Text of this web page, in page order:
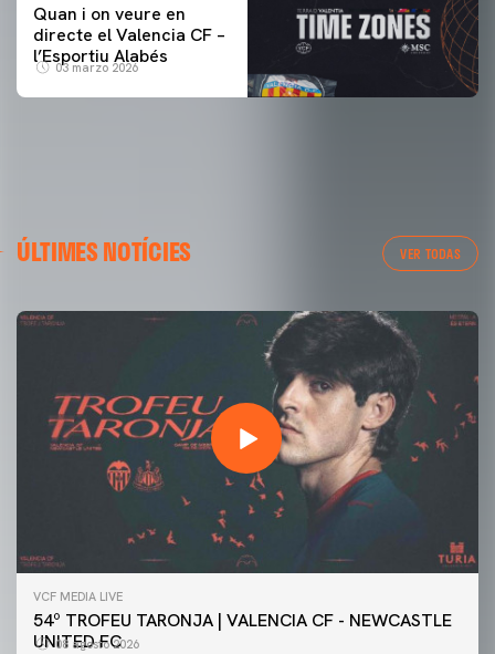
Quan i on veure en
directe el Valencia CF –
l’Esportiu Alabés
03 marzo 2026
ÚLTIMES NOTÍCIES VER TODAS
VCF MEDIA LIVE
54º TROFEU TARONJA | VALENCIA CF - NEWCASTLE
UNITED FC
08 agosto 2026